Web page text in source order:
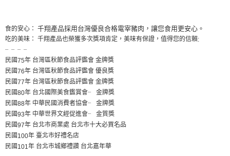
食的安心： 千翔產品採用台灣優良合格電宰豬肉，讓您食用更安心。
吃的美味： 千翔產品也榮獲多次獎項肯定，美味有保證，值得您的信賴:
╴╴╴╴
民國75年 台灣區秋節食品評鑑會 金牌獎
民國76年 台灣區秋節食品評鑑會 優良獎
民國77年 台灣區秋節食品評鑑會 金牌獎
民國80年 台北國際美食鑑賞會╴
金牌獎
民國88年 中華民國消費者協會╴
金牌獎
民國93年 中華世界文經促進會╴
金質獎
民國97年 台北市商業處 台北市十大必買名品
民國 100年 臺北市好禮名店
民國 101年 台北市城鄉禮讚 台北嘉年華